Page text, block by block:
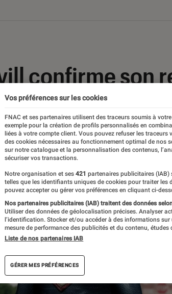
confirme son
Muratore
Vos préférences sur les cookies
FNAC et ses partenaires utilisent des traceurs soumis à
exemple pour la création de profils personnalisés en
liées à votre compte client. Vous pouvez refuser les
des cookies nécessaires au fonctionnement optimal de nos
sur notre catalogue et la personnalisation des contenus,
sécuriser vos transactions.
Notre organisation et ses 421 partenaires publicitaires
telles que les identifiants uniques de cookies pour traiter les
pouvez accepter ou gérer vos préférences en cliquant ci-
Nos partenaires publicitaires (IAB) traitent des données
Utiliser des données de géolocalisation précises. Analyser
l’identification. Stocker et/ou accéder à des informations
mesure de performance des publicités et du contenu, études
Liste de nos partenaires IAB
GÉRER MES PRÉFÉRENCES